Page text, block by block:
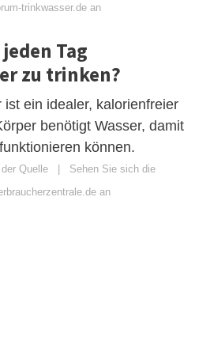
trinkwasser.de an
Tag
zu trinken?
ein idealer, kalorienfreier
benötigt Wasser, damit
können.
Quelle | Sehen Sie sich die
an